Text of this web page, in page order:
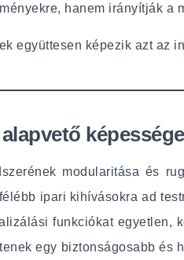
hanem irányítják a
együttesen képezik azt az
modularitása és
ipari kihívásokra ad
funkciókat egyetlen,
egy biztonságosabb és